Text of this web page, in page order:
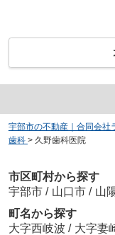
宇部市の不動産｜合同会社
歯科 > 久野歯科医院
市区町村から探す
宇部市 / 山口市 / 山
町名から探す
大字西岐波 / 大字妻